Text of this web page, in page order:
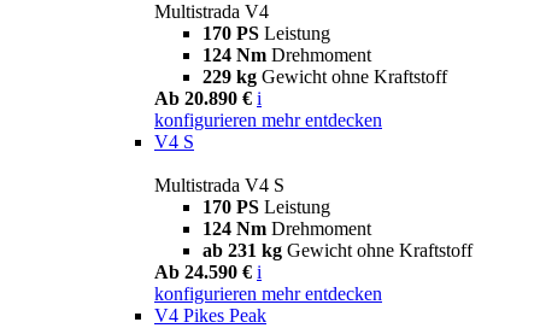
Multistrada V4
170 PS Leistung
124 Nm Drehmoment
229 kg Gewicht ohne Kraftstoff
Ab 20.890 € i
konfigurieren mehr entdecken
V4 S
Multistrada V4 S
170 PS Leistung
124 Nm Drehmoment
ab 231 kg Gewicht ohne Kraftstoff
Ab 24.590 € i
konfigurieren mehr entdecken
V4 Pikes Peak